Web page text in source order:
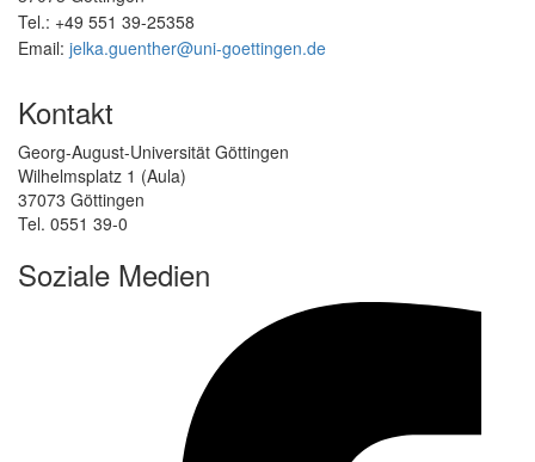
Tel.: +49 551 39-25358
Email: jelka.guenther@uni-goettingen.de
Kontakt
Georg-August-Universität Göttingen
Wilhelmsplatz 1 (Aula)
37073 Göttingen
Tel. 0551 39-0
Soziale Medien